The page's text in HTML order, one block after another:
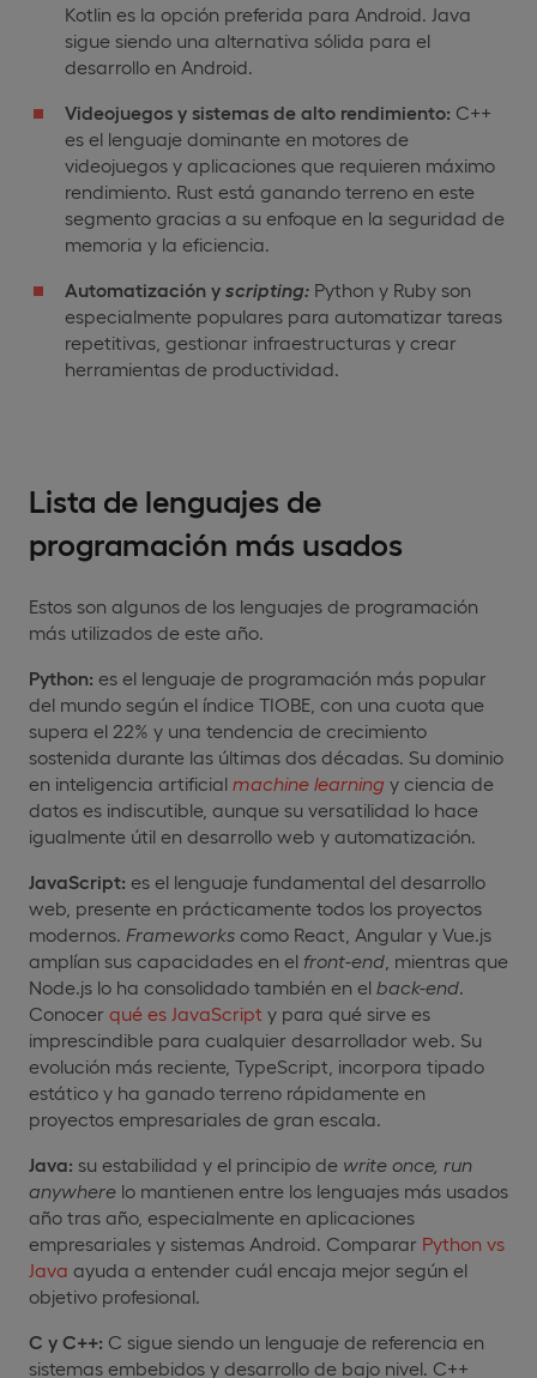
Kotlin es la opción preferida para Android. Java
sigue siendo una alternativa sólida para el
desarrollo en Android.
Videojuegos y sistemas de alto rendimiento: C++
es el lenguaje dominante en motores de
videojuegos y aplicaciones que requieren máximo
rendimiento. Rust está ganando terreno en este
segmento gracias a su enfoque en la seguridad de
memoria y la eficiencia.
Automatización y scripting: Python y Ruby son
especialmente populares para automatizar tareas
repetitivas, gestionar infraestructuras y crear
herramientas de productividad.
Lista de lenguajes de
programación más usados
Estos son algunos de los lenguajes de programación
más utilizados de este año.
Python: es el lenguaje de programación más popular
del mundo según el índice TIOBE, con una cuota que
supera el 22% y una tendencia de crecimiento
sostenida durante las últimas dos décadas. Su dominio
en inteligencia artificial machine learning y ciencia de
datos es indiscutible, aunque su versatilidad lo hace
igualmente útil en desarrollo web y automatización.
JavaScript: es el lenguaje fundamental del desarrollo
web, presente en prácticamente todos los proyectos
modernos. Frameworks como React, Angular y Vue.js
amplían sus capacidades en el front-end , mientras que
Node.js lo ha consolidado también en el back-end
Conocer qué es JavaScript y para qué sirve es
imprescindible para cualquier desarrollador web. Su
evolución más reciente, TypeScript, incorpora tipado
estático y ha ganado terreno rápidamente en
proyectos empresariales de gran escala.
Java: su estabilidad y el principio de write once, run
anywhere lo mantienen entre los lenguajes más usados
año tras año, especialmente en aplicaciones
empresariales y sistemas Android. Comparar Python vs
Java ayuda a entender cuál encaja mejor según el
objetivo profesional.
C y C++: C sigue siendo un lenguaje de referencia en
sistemas embebidos y desarrollo de bajo nivel. C++